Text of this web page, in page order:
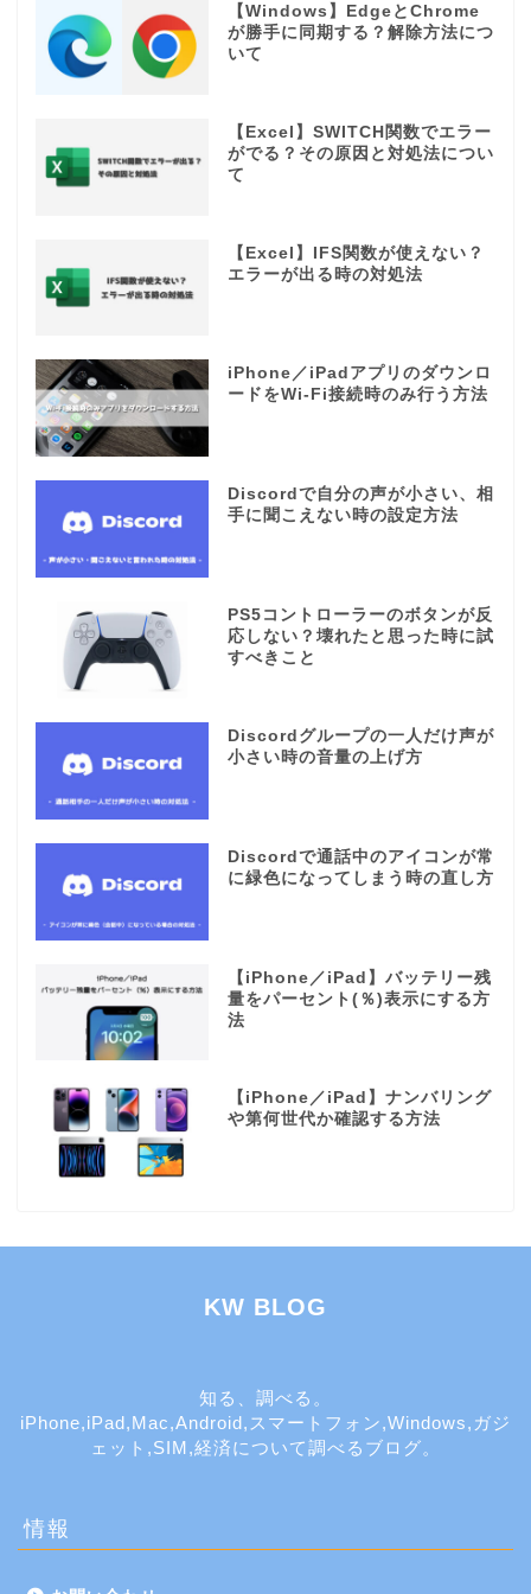
【Windows】EdgeとChrome
が勝手に同期する？解除方法につ
いて
【Excel】SWITCH関数でエラー
がでる？その原因と対処法につい
て
【Excel】IFS関数が使えない？
エラーが出る時の対処法
iPhone／iPadアプリのダウンロ
ードをWi-Fi接続時のみ行う方法
Discordで自分の声が小さい、相
手に聞こえない時の設定方法
PS5コントローラーのボタンが反
応しない？壊れたと思った時に試
すべきこと
Discordグループの一人だけ声が
小さい時の音量の上げ方
Discordで通話中のアイコンが常
に緑色になってしまう時の直し方
【iPhone／iPad】バッテリー残
量をパーセント(％)表示にする方
法
【iPhone／iPad】ナンバリング
や第何世代か確認する方法
KW BLOG
知る、調べる。
iPhone,iPad,Mac,Android,スマートフォン,Windows,ガジ
ェット,SIM,経済について調べるブログ。
情報